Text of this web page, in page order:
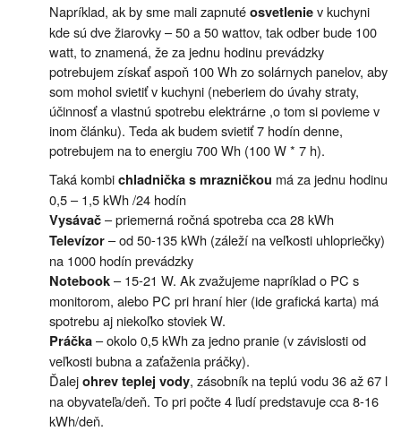
Napríklad, ak by sme mali zapnutéosvetleniev kuchyni
kde sú dve žiarovky – 50 a 50 wattov, tak odber bude 100
watt, to znamená, že za jednu hodinu prevádzky
potrebujem získať aspoň 100 Wh zo solárnych panelov, aby
som mohol svietiť v kuchyni (neberiem do úvahy straty,
účinnosť a vlastnú spotrebu elektrárne ,o tom si povieme v
inom článku). Teda ak budem svietiť 7 hodín denne,
potrebujem na to energiu 700 Wh (100 W * 7 h).
Taká kombichladnička s mrazničkou má za jednu hodinu
0,5 – 1,5 kWh /24 hodín
Vysávač– priemerná ročná spotreba cca 28 kWh
Televízor– od 50-135 kWh (záleží na veľkosti uhlopriečky)
na 1000 hodín prevádzky
Notebook– 15-21 W. Ak zvažujeme napríklad o PC s
monitorom, alebo PC pri hraní hier (ide grafická karta) má
spotrebu aj niekoľko stoviek W.
Práčka– okolo 0,5 kWh za jedno pranie (v závislosti od
veľkosti bubna a zaťaženia práčky).
Ďalejohrev teplej vody, zásobník na teplú vodu 36 až 67 l
na obyvateľa/deň. To pri počte 4 ľudí predstavuje cca 8-16
kWh/deň.